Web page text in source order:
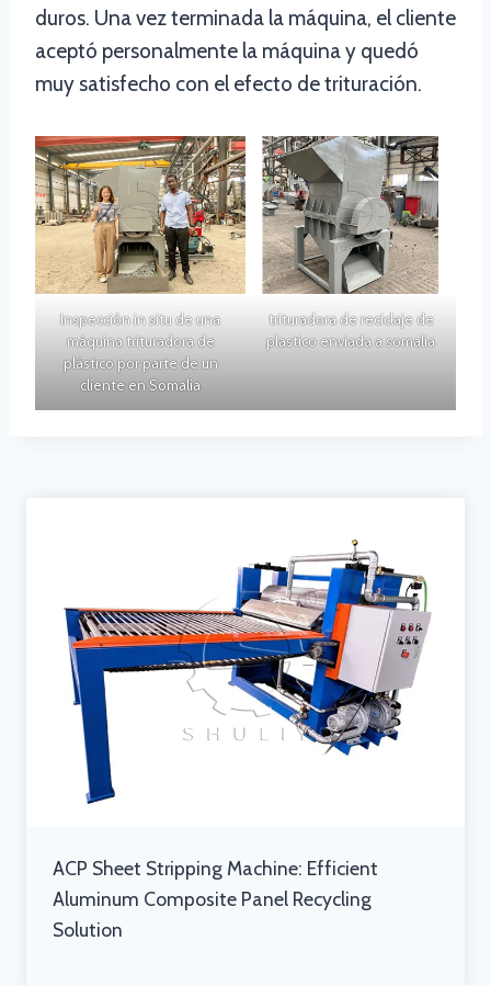
duros. Una vez terminada la máquina, el cliente
aceptó personalmente la máquina y quedó
muy satisfecho con el efecto de trituración.
Inspección in situ de una
máquina trituradora de
plástico por parte de un
cliente en Somalia
trituradora de reciclaje de
plastico enviada a somalia
ACP Sheet Stripping Machine: Efficient
Aluminum Composite Panel Recycling
Solution